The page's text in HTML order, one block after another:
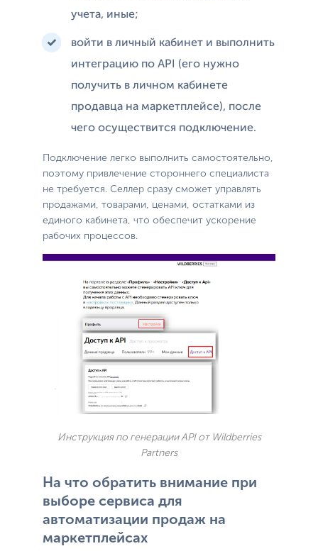
учета, иные;
войти в личный кабинет и выполнить
интеграцию по API (его нужно
получить в личном кабинете
продавца на маркетплейсе), после
чего осуществится подключение.
Подключение легко выполнить самостоятельно,
поэтому привлечение стороннего специалиста
не требуется. Селлер сразу сможет управлять
продажами, товарами, ценами, остатками из
единого кабинета, что обеспечит ускорение
рабочих процессов.
Инструкция по генерации API от Wildberries
Partners
На что обратить внимание при
выборе сервиса для
автоматизации продаж на
маркетплейсах